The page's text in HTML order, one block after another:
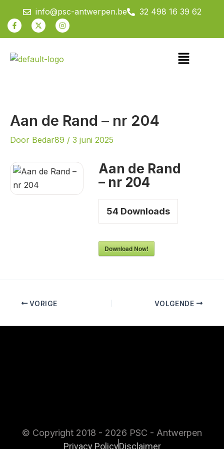
naar
info@psc-antwerpen.be 32 498 16 39 62
Facebook-
f
X-
twitter
Instagram
Menu
Aan de Rand – nr 204
Door Bedar89 / 3 juni 2025
Aan de Rand
– nr 204
54 Downloads
Download Now!
VORIGE VOLGENDE
© Copyright 2018 - 2026 PSC - Antwerpen
Privacy PolicyDisclaimer